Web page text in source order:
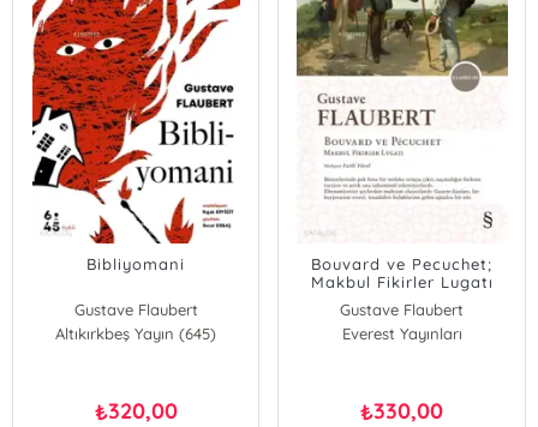
Bibliyomani
Gustave Flaubert
Altıkırkbeş Yayın (645)
₺320,00
Bouvard ve Pecuchet;
Makbul Fikirler Lugatı
Gustave Flaubert
Everest Yayınları
₺330,00